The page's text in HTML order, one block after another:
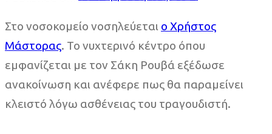
Στο νοσοκομείο νοσηλεύεται ο Χρήστος
Μάστορας. Το νυχτερινό κέντρο όπου
εμφανίζεται με τον Σάκη Ρουβά εξέδωσε
ανακοίνωση και ανέφερε πως θα παραμείνει
κλειστό λόγω ασθένειας του τραγουδιστή.